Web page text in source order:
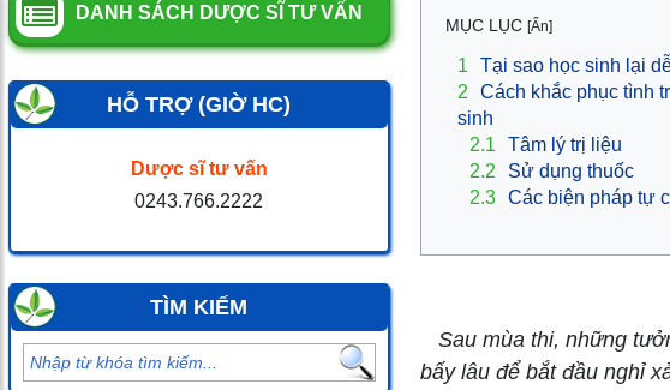
DANH SÁCH DƯỢC SĨ TƯ VẤN
HỖ TRỢ (GIỜ HC)
Dược sĩ tư vấn
0243.766.2222
TÌM KIẾM
MỤC LỤC [Ẩn]
1
Tại sao học sinh lại
2
Cách khắc phục tình
sinh
2.1
Tâm lý trị liệu
2.2
Sử dụng thuốc
2.3
Các biện pháp tự
Sau mùa thi, những
bấy lâu để bắt đầu nghỉ